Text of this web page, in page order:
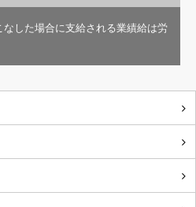
した場合に支給される業績給は労